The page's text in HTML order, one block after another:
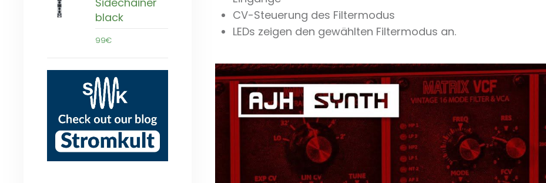
black
99€
CV-Steuerung des Filtermodus
LEDs zeigen den gewählten Filtermodus an.